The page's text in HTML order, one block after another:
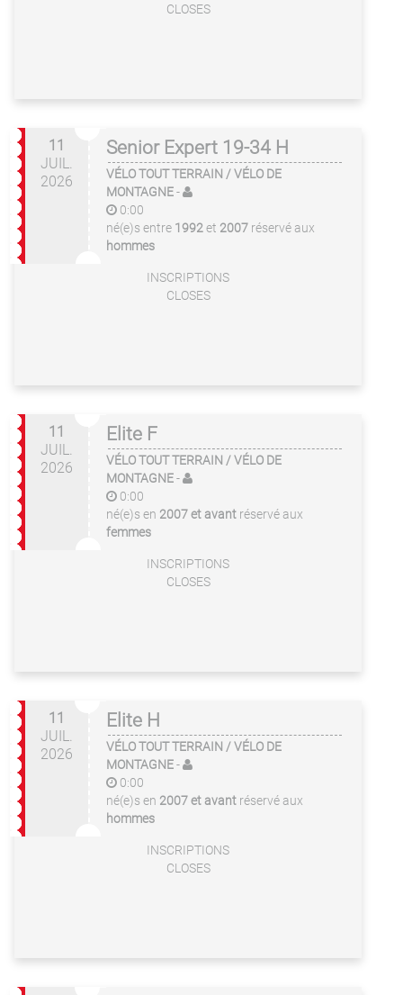
CLOSES
11
JUIL.
2026
Senior Expert 19-34 H
VÉLO TOUT TERRAIN / VÉLO DE
MONTAGNE-
0:00
né(e)s entre 1992et 2007 réservé aux
hommes
INSCRIPTIONS
CLOSES
11
JUIL.
2026
Elite F
VÉLO TOUT TERRAIN / VÉLO DE
MONTAGNE-
0:00
né(e)s en 2007 et avant réservé aux
femmes
INSCRIPTIONS
CLOSES
11
JUIL.
2026
Elite H
VÉLO TOUT TERRAIN / VÉLO DE
MONTAGNE-
0:00
né(e)s en 2007 et avant réservé aux
hommes
INSCRIPTIONS
CLOSES